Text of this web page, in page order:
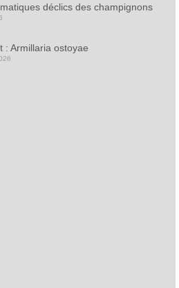
déclics des champignons
: Armillaria ostoyae